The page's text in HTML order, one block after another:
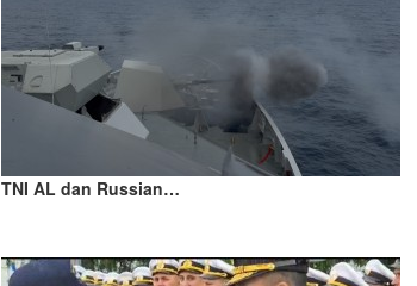
TNI AL dan Russian…